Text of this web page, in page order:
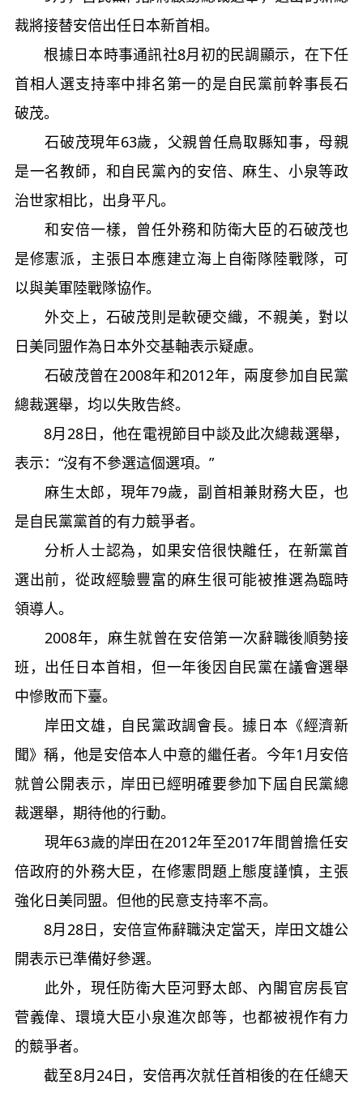
裁將接替安倍出任日本新首相。
根據日本時事通訊社8月初的民調顯示，在下任
首相人選支持率中排名第一的是自民黨前幹事長石
破茂。
石破茂現年63歲，父親曾任鳥取縣知事，母親
是一名教師，和自民黨內的安倍、麻生、小泉等政
治世家相比，出身平凡。
和安倍一樣，曾任外務和防衛大臣的石破茂也
是修憲派，主張日本應建立海上自衛隊陸戰隊，可
以與美軍陸戰隊協作。
外交上，石破茂則是軟硬交織，不親美，對以
日美同盟作為日本外交基軸表示疑慮。
石破茂曾在2008年和2012年，兩度參加自民黨
總裁選舉，均以失敗告終。
8月28日，他在電視節目中談及此次總裁選舉，
表示：“沒有不參選這個選項。”
麻生太郎，現年79歲，副首相兼財務大臣，也
是自民黨黨首的有力競爭者。
分析人士認為，如果安倍很快離任，在新黨首
選出前，從政經驗豐富的麻生很可能被推選為臨時
領導人。
2008年，麻生就曾在安倍第一次辭職後順勢接
班，出任日本首相，但一年後因自民黨在議會選舉
中慘敗而下臺。
岸田文雄，自民黨政調會長。據日本《經濟新
聞》稱，他是安倍本人中意的繼任者。今年1月安倍
就曾公開表示，岸田已經明確要參加下屆自民黨總
裁選舉，期待他的行動。
現年63歲的岸田在2012年至2017年間曾擔任安
倍政府的外務大臣，在修憲問題上態度謹慎，主張
強化日美同盟。但他的民意支持率不高。
8月28日，安倍宣佈辭職決定當天，岸田文雄公
開表示已準備好參選。
此外，現任防衛大臣河野太郎、內閣官房長官
菅義偉、環境大臣小泉進次郎等，也都被視作有力
的競爭者。
截至8月24日，安倍再次就任首相後的在任總天